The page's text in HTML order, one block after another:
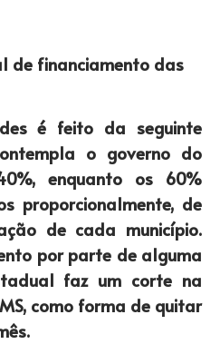
de financiamento das
é feito da seguinte
o governo do
enquanto os 60%
proporcionalmente, de
de cada município.
por parte de alguma
faz um corte na
como forma de quitar